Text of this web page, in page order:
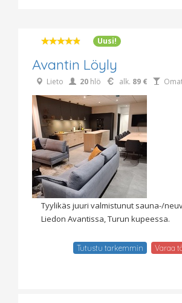
Uusi!
Avantin Löyly
Lieto 20 hlö alk. 89 €
Tyylikäs juuri valmistunut sauna-/
Liedon Avantissa, Turun kupeessa.
Tutustu tarkemmin Varaa